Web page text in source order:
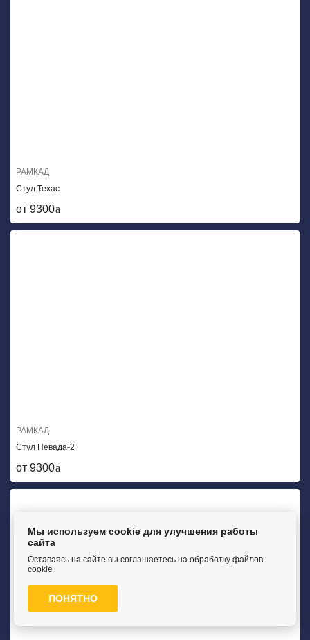
РАМКАД
Стул Техас
от 9300
РАМКАД
Стул Невада-2
от 9300
Мы используем cookie для улучшения работы
сайта
Оставаясь на сайте вы соглашаетесь на обработку файлов
cookie
ПОНЯТНО